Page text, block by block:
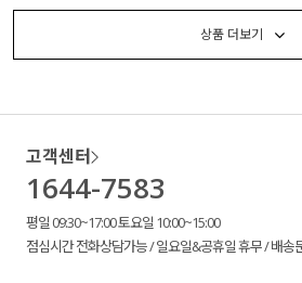
상품 더보기
고객센터
1644-7583
평일 09:30~17:00 토요일 10:00~15:00
점심시간 전화상담가능 / 일요일&공휴일 휴무 / 배송